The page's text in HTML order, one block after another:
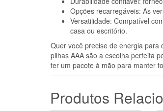
Opções recarregáveis: As
Versatilidade: Compatível
casa ou escritório.
Quer você precise de energia para
pilhas AAA são a escolha perfeita
ter um pacote à mão para manter
Produtos